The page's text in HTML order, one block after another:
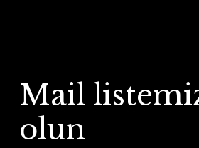
Mail
olun